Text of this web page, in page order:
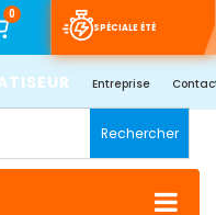
0
SPÉCIALE ÉTÉ
Entreprise
Rechercher